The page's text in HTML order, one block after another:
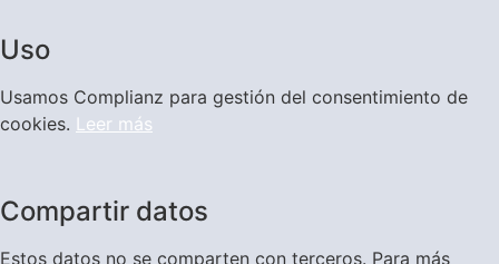
Uso
Usamos Complianz para gestión del consentimiento de
cookies. Leer más
Compartir datos
Estos datos no se comparten con terceros. Para más